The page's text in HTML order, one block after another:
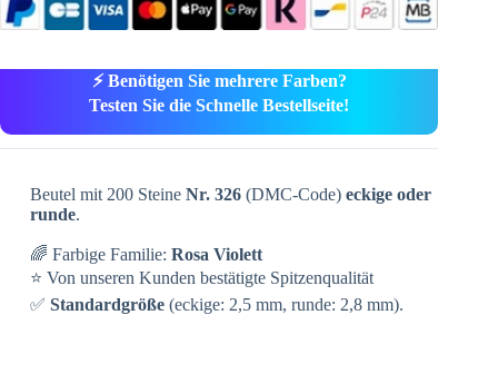
⚡ Benötigen Sie mehrere Farben?
Testen Sie die Schnelle Bestellseite!
Beutel mit 200 Steine Nr. 326(DMC-Code) eckige oder
runde.
🌈 Farbige Familie: Rosa Violett
⭐ Von unseren Kunden bestätigte Spitzenqualität
✅ Standardgröße(eckige: 2,5 mm, runde: 2,8 mm).